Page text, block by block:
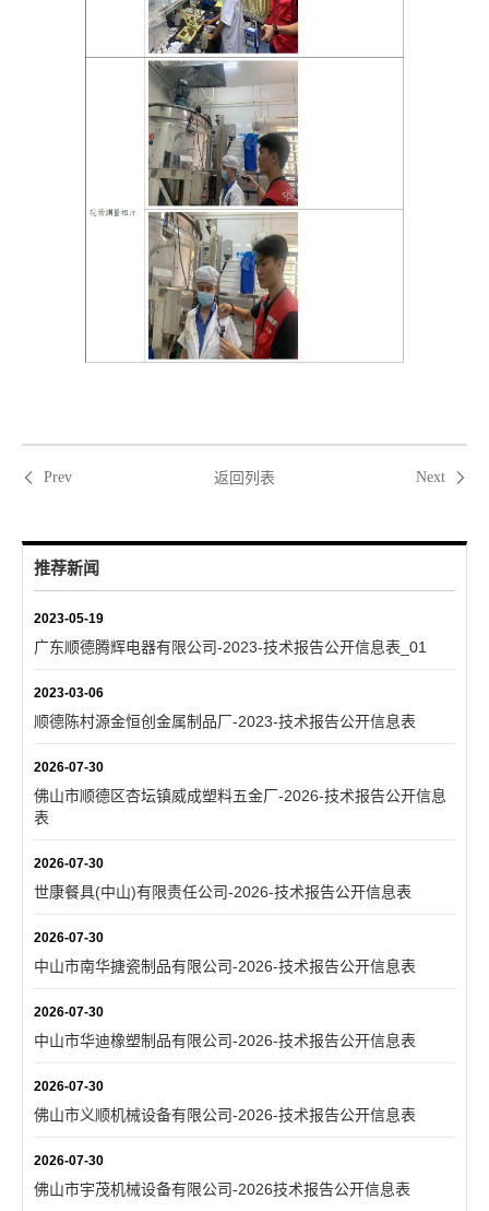
Prev 返回列表 Next
推荐新闻
2023-05-19
广东顺德腾辉电器有限公司-2023-技术报告公开信息表_01
2023-03-06
顺德陈村源金恒创金属制品厂-2023-技术报告公开信息表
2026-07-30
佛山市顺德区杏坛镇威成塑料五金厂-2026-技术报告公开信息
表
2026-07-30
世康餐具(中山)有限责任公司-2026-技术报告公开信息表
2026-07-30
中山市南华搪瓷制品有限公司-2026-技术报告公开信息表
2026-07-30
中山市华迪橡塑制品有限公司-2026-技术报告公开信息表
2026-07-30
佛山市义顺机械设备有限公司-2026-技术报告公开信息表
2026-07-30
佛山市宇茂机械设备有限公司-2026技术报告公开信息表